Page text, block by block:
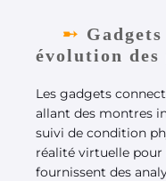
évolution des
Les gadgets
allant des montres
suivi de condition
réalité virtuelle pour
fournissent des